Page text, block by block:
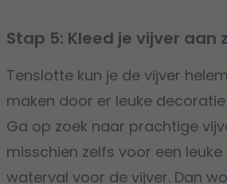
Stap 5: Kleed je vijver aan
Tenslotte kun je de vijver
maken door er leuke
Ga op zoek naar prachtige
misschien zelfs voor een
waterval voor de vijver. Dan